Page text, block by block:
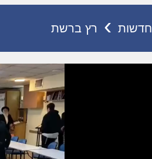
חדשות › רץ ברשת